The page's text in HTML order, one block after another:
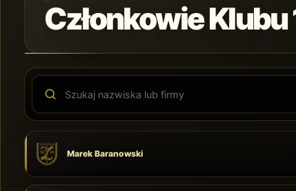
Członkowie
Marek Baranowski